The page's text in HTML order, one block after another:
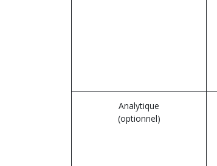
Analytique
(optionnel)